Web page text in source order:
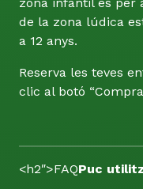
de la zona lúdica
a 12 anys.
Reserva les teves
clic al botó
<h2″>FAQPuc